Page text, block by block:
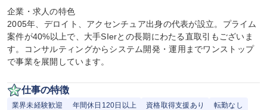
企業・求人の特色
2005年、デロイト、アクセンチュア出身の代表が設立。プライム
案件が40%以上で、大手SIerとの長期にわたる直取引もございま
す。コンサルティングからシステム開発・運用までワンストップ
で事業を展開しています。
仕事の特徴
業界未経験歓迎 年間休日120日以上 資格取得支援あり
転勤なし